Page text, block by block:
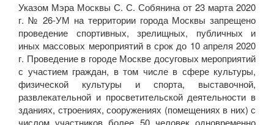
Указом Мэра Москвы С. С. Собянина от 23 марта 2020
г. № 26-УМ на территории города Москвы запрещено
проведение спортивных, зрелищных, публичных и
иных массовых мероприятий в срок до 10 апреля 2020
г. Проведение в городе Москве досуговых мероприятий
с участием граждан, в том числе в сфере культуры,
физической культуры и спорта, выставочной,
развлекательной и просветительской деятельности в
зданиях, строениях, сооружениях (помещениях в них) с